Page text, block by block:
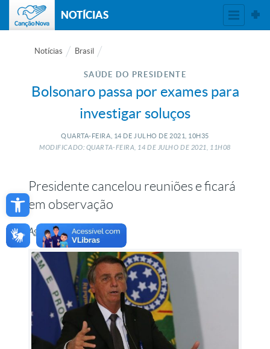
Open toolbar
NOTÍCIAS
Notícias Brasil
SAÚDE DO PRESIDENTE
Bolsonaro passa por exames para
investigar soluços
QUARTA-FEIRA, 14 DE JULHO DE 2021, 10H35
MODIFICADO: QUARTA-FEIRA, 14 DE JULHO DE 2021, 11H08
Presidente cancelou reuniões e ficará
em observação
Agência Brasil